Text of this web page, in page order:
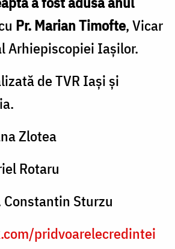
Pr. Marian Timofte, Vicar
Arhiepiscopiei Iașilor.
de TVR Iaşi şi
Zlotea
Rotaru
Constantin Sturzu
pridvoarelecredintei